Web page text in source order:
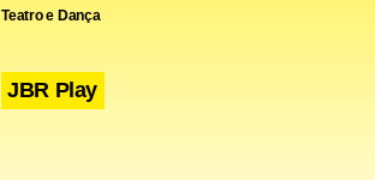
Teatro e Dança
JBR Play